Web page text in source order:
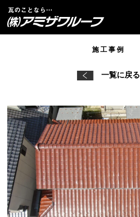
施工事例
一覧に戻る